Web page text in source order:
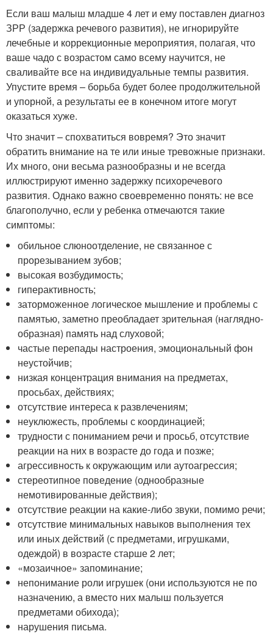
Если ваш малыш младше 4 лет и ему поставлен диагноз
ЗРР (задержка речевого развития), не игнорируйте
лечебные и коррекционные мероприятия, полагая, что
ваше чадо с возрастом само всему научится, не
сваливайте все на индивидуальные темпы развития.
Упустите время – борьба будет более продолжительной
и упорной, а результаты ее в конечном итоге могут
оказаться хуже.
Что значит – спохватиться вовремя? Это значит
обратить внимание на те или иные тревожные признаки.
Их много, они весьма разнообразны и не всегда
иллюстрируют именно задержку психоречевого
развития. Однако важно своевременно понять: не все
благополучно, если у ребенка отмечаются такие
симптомы:
обильное слюноотделение, не связанное с
прорезыванием зубов;
высокая возбудимость;
гиперактивность;
заторможенное логическое мышление и проблемы с
памятью, заметно преобладает зрительная (наглядно-
образная) память над слуховой;
частые перепады настроения, эмоциональный фон
неустойчив;
низкая концентрация внимания на предметах,
просьбах, действиях;
отсутствие интереса к развлечениям;
неуклюжесть, проблемы с координацией;
трудности с пониманием речи и просьб, отсутствие
реакции на них в возрасте до года и позже;
агрессивность к окружающим или аутоагрессия;
стереотипное поведение (однообразные
немотивированные действия);
отсутствие реакции на какие-либо звуки, помимо речи;
отсутствие минимальных навыков выполнения тех
или иных действий (с предметами, игрушками,
одеждой) в возрасте старше 2 лет;
«мозаичное» запоминание;
непонимание роли игрушек (они используются не по
назначению, а вместо них малыш пользуется
предметами обихода);
нарушения письма.